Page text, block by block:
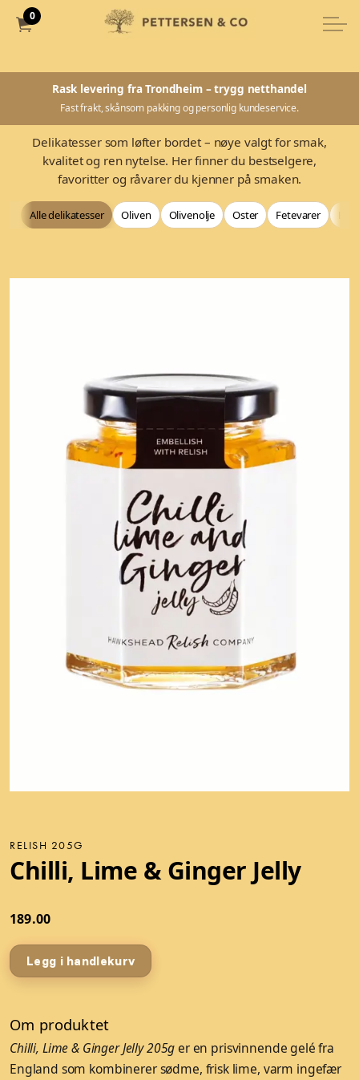
0
Rask levering fra Trondheim – trygg netthandel
Fast frakt, skånsom pakking og personlig kundeservice.
Delikatesser som løfter bordet – nøye valgt for smak,
kvalitet og ren nytelse. Her finner du bestselgere,
favoritter og råvarer du kjenner på smaken.
Alle delikatesser Oliven Olivenolje Oster Fetevarer
RELISH 205G
Chilli, Lime & Ginger Jelly
189.00
Legg i handlekurv
Om produktet
Chilli, Lime & Ginger Jelly 205ger en prisvinnende gelé fra
England som kombinerer sødme, frisk lime, varm ingefær